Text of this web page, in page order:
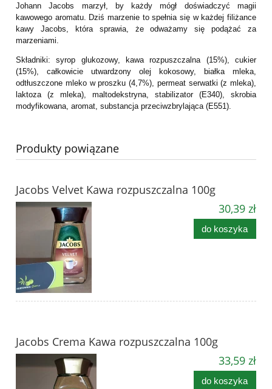
Johann Jacobs marzył, by każdy mógł doświadczyć magii
kawowego aromatu. Dziś marzenie to spełnia się w każdej filiżance
kawy Jacobs, która sprawia, że odważamy się podążać za
marzeniami.
Składniki: syrop glukozowy, kawa rozpuszczalna (15%), cukier
(15%), całkowicie utwardzony olej kokosowy, białka mleka,
odtłuszczone mleko w proszku (4,7%), permeat serwatki (z mleka),
laktoza (z mleka), maltodekstryna, stabilizator (E340), skrobia
modyfikowana, aromat, substancja przeciwzbrylająca (E551).
Produkty powiązane
Jacobs Velvet Kawa rozpuszczalna 100g
30,39 zł
do koszyka
Jacobs Crema Kawa rozpuszczalna 100g
33,59 zł
do koszyka